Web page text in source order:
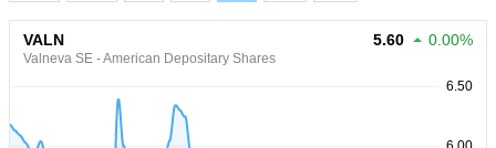
VALN
Valneva SE - American Depositary Shares
5.60 0.00%